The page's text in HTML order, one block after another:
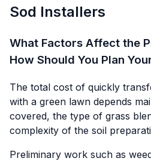
Sod Installers
What Factors Affect the
How Should You Plan
The total cost of quickly
with a green lawn depends
covered, the type of grass
complexity of the soil
Preliminary work such as